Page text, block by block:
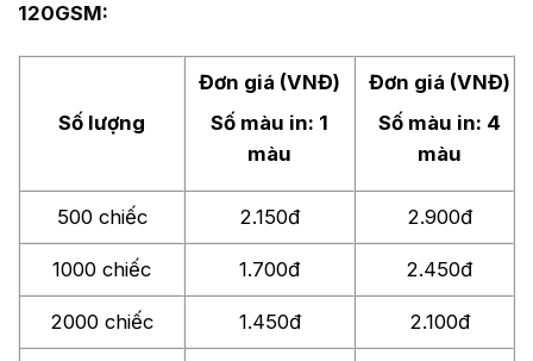
120GSM:
Số lượng
Đơn giá (VNĐ)
Số màu in: 1
màu
Đơn giá (VNĐ)
Số màu in: 4
màu
500 chiếc 2.150đ 2.900đ
1000 chiếc 1.700đ 2.450đ
2000 chiếc 1.450đ 2.100đ